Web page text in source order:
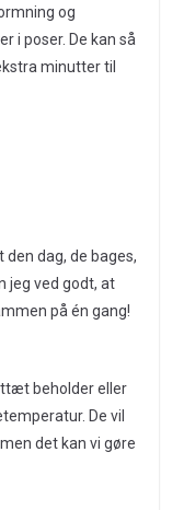
og
i poser. De kan så
minutter til
den dag, de bages,
jeg ved godt, at
på én gang!
beholder eller
De vil
det kan vi gøre